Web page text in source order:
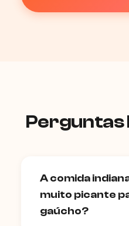
A comida
muito picante
gaúcho?